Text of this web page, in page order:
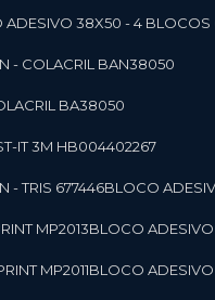
ADESIVO 38X50 - 4
- COLACRIL BAN38050
BA38050
IT 3M HB004402267
- TRIS 677446 BLOCO
MP2013 BLOCO
MP2011 BLOCO